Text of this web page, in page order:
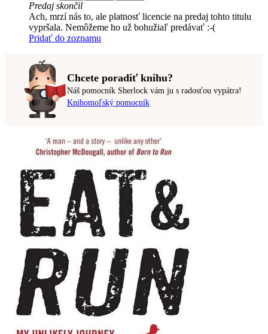
Predaj skončil
Ach, mrzí nás to, ale platnosť licencie na predaj tohto titulu
vypršala. Nemôžeme ho už bohužiaľ predávať :-(
Pridať do zoznamu
Chcete poradiť knihu?
Náš pomocník Sherlock vám ju s radosťou vypátra!
Knihomoľský pomocník